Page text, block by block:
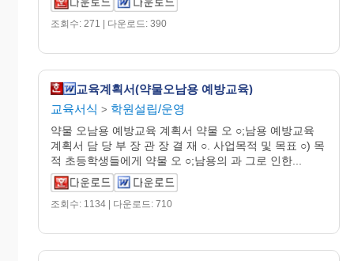
조회수: 271 | 다운로드: 390
교육계획서(약물오남용 예방교육)
교육서식 > 학원설립/운영
약물 오남용 예방교육 계획서 약물 오 ○;남용 예방교육
계획서 담 당 부 장 관 장 결 재 ○. 사업목적 및 목표 ○) 목
적 초등학생들에게 약물 오 ○;남용의 과 그로 인한...
조회수: 1134 | 다운로드: 710